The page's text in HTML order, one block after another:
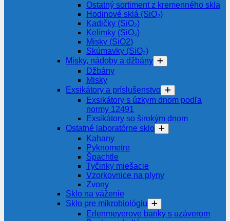
Ostatný sortiment z kremenného skla
Hodinové sklá (SiO₂)
Kadičky (SiO₂)
Kelímky (SiO₂)
Misky (SiO2)
Skúmavky (SiO₂)
Misky, nádoby a džbány
Džbány
Misky
Exsikátory a príslušenstvo
Exsikátory s úzkym dnom podľa
normy 12491
Exsikátory so širokým dnom
Ostatné laboratórne sklo
Kahany
Pyknometre
Špachtle
Tyčinky miešacie
Vzorkovnice na plyny
Zvony
Sklo na váženie
Sklo pre mikrobiológiu
Erlenmeyerove banky s uzáverom